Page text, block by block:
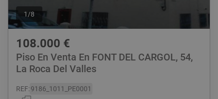
1 /8
108.000 €
Piso En Venta En FONT DEL CARGOL, 54,
La Roca Del Valles
REF:9186_1011_PE0001